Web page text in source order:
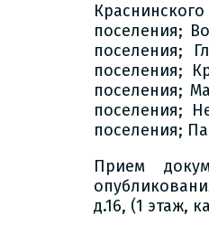
поселения;
поселения;
поселения;
поселения;
поселения;
поселения;
Прием
д.16, (1 этаж,